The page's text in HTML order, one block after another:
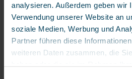
analysieren. Außerdem geben wir
Verwendung unserer Website an
soziale Medien, Werbung und
Partner führen diese
weiteren Daten zusammen, die
haben oder die sie im Rahmen